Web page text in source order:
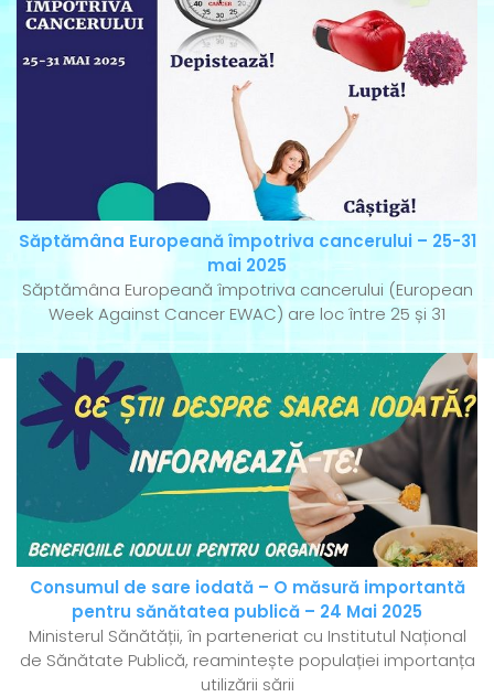
Săptămâna Europeană împotriva cancerului – 25-31
mai 2025
Săptămâna Europeană împotriva cancerului (European
Week Against Cancer EWAC) are loc între 25 și 31
Consumul de sare iodată – O măsură importantă
pentru sănătatea publică – 24 Mai 2025
Ministerul Sănătății, în parteneriat cu Institutul Național
de Sănătate Publică, reamintește populației importanța
utilizării sării